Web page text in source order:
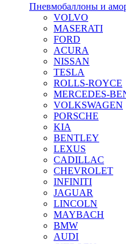
Пневмобаллоны и
VOLVO
MASERATI
FORD
ACURA
NISSAN
TESLA
ROLLS-ROYCE
MERCEDES-
VOLKSWAGEN
PORSCHE
KIA
BENTLEY
LEXUS
CADILLAC
CHEVROLET
INFINITI
JAGUAR
LINCOLN
MAYBACH
BMW
AUDI